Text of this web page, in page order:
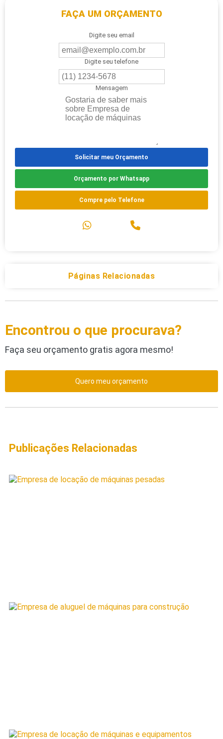
FAÇA UM ORÇAMENTO
Digite seu email
Digite seu telefone
Mensagem
Solicitar meu Orçamento
Orçamento por Whatsapp
Compre pelo Telefone
Páginas Relacionadas
Encontrou o que procurava?
Faça seu orçamento gratis agora mesmo!
Quero meu orçamento
Publicações Relacionadas